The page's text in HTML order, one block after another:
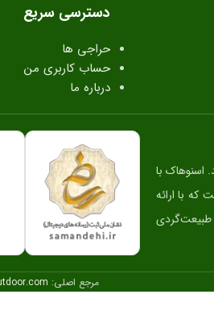
دسترسی سریع
حراجی ها
حساب کاربری من
درباره ما
با
راهی است که با ارائه
طبیعت‌گردی
مرجع اصلی: